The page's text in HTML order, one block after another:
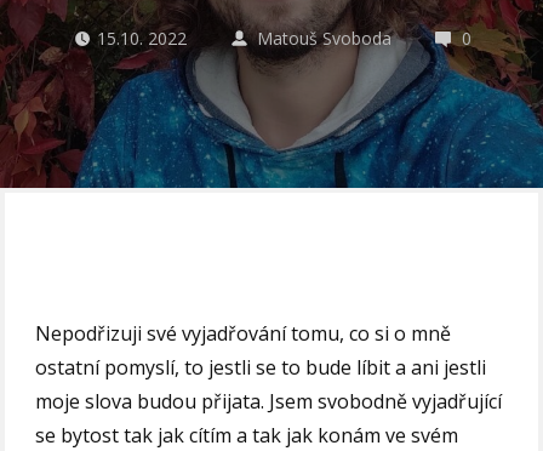
15.10. 2022 Matouš Svoboda 0
Nepodřizuji své vyjadřování tomu, co si o mně
ostatní pomyslí, to jestli se to bude líbit a ani jestli
moje slova budou přijata. Jsem svobodně vyjadřující
se bytost tak jak cítím a tak jak konám ve svém